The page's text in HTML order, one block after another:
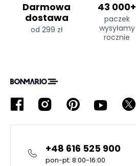
Darmowa
dostawa
od 299 zł
43 000+
paczek
wysyłamy
rocznie
+48 616 525 900
pon-pt: 8:00-16:00